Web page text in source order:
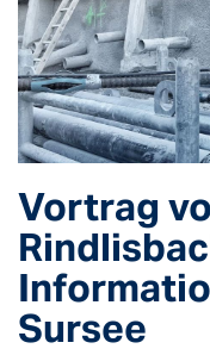
Vortrag
Sursee